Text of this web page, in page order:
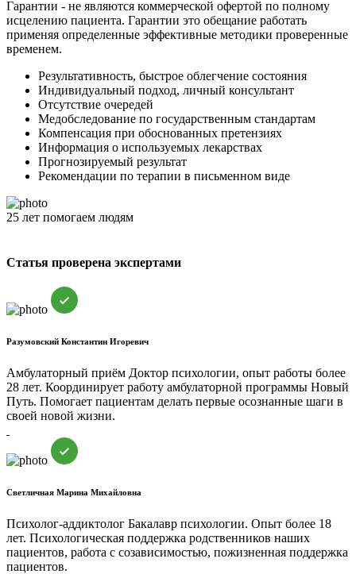
Гарантии - не являются коммерческой офертой по полному
исцелению пациента. Гарантии это обещание работать
применяя определенные эффективные методики проверенные
временем.
Результативность, быстрое облегчение состояния
Индивидуальный подход, личный консультант
Отсутствие очередей
Медобследование по государственным стандартам
Компенсация при обоснованных претензиях
Информация о используемых лекарствах
Прогнозируемый результат
Рекомендации по терапии в письменном виде
25 лет помогаем людям
Статья проверена экспертами
Разумовский Константин Игоревич
Амбулаторный приём Доктор психологии, опыт работы более
28 лет. Координирует работу амбулаторной программы Новый
Путь. Помогает пациентам делать первые осознанные шаги в
своей новой жизни.
Светличная Марина Михайловна
Психолог-аддиктолог Бакалавр психологии. Опыт более 18
лет. Психологическая поддержка родственников наших
пациентов, работа с созависимостью, пожизненная поддержка
пациентов.